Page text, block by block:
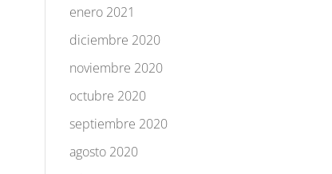
enero 2021
diciembre 2020
noviembre 2020
octubre 2020
septiembre 2020
agosto 2020